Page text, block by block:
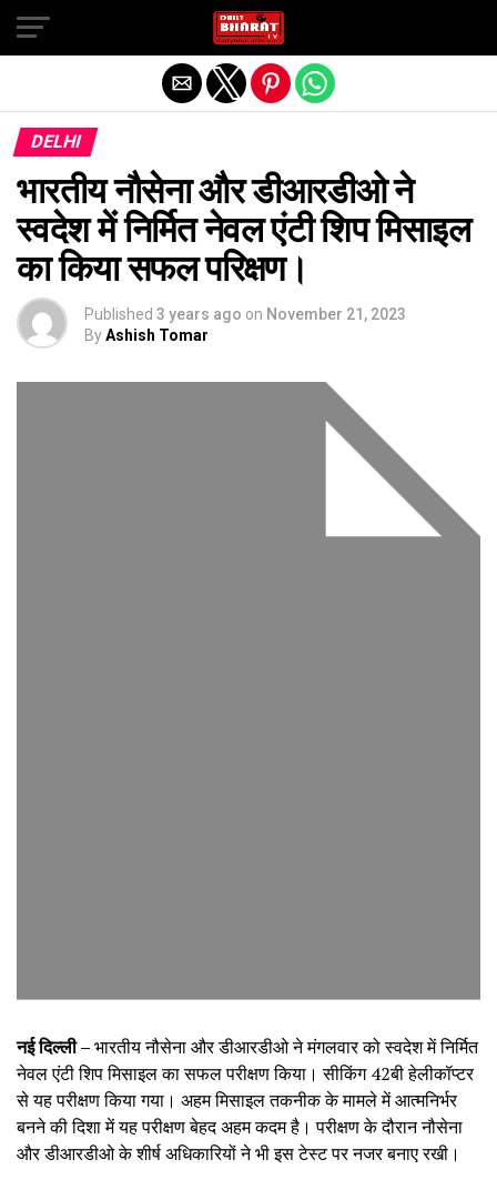
DELHI
भारतीय नौसेना और डीआरडीओ ने
स्वदेश में निर्मित नेवल एंटी शिप मिसाइल
का किया सफल परिक्षण।
Published 3 years ago on November 21, 2023
ByAshish Tomar
नई दिल्ली –भारतीय नौसेना और डीआरडीओ ने मंगलवार को स्वदेश में निर्मित
नेवल एंटी शिप मिसाइल का सफल परीक्षण किया। सीकिंग 42बी हेलीकॉप्टर
से यह परीक्षण किया गया। अहम मिसाइल तकनीक के मामले में आत्मनिर्भर
बनने की दिशा में यह परीक्षण बेहद अहम कदम है। परीक्षण के दौरान नौसेना
और डीआरडीओ के शीर्ष अधिकारियों ने भी इस टेस्ट पर नजर बनाए रखी।
Exit mobile version